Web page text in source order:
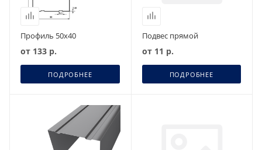
Профиль 50х40
от 133 р.
ПОДРОБНЕЕ
Подвес прямой
от 11 р.
ПОДРОБНЕЕ